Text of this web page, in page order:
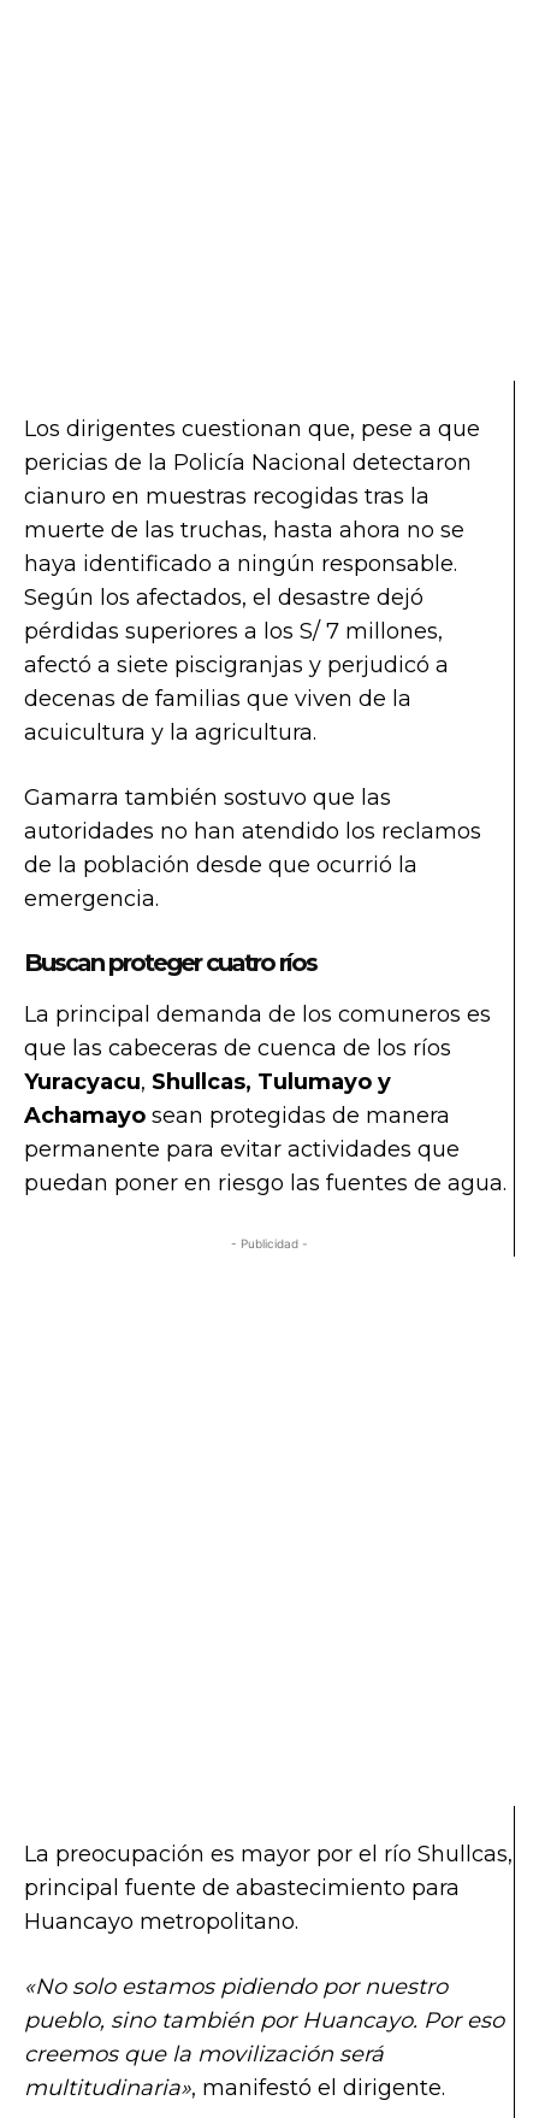
Los dirigentes cuestionan que, pese a que
pericias de la Policía Nacional detectaron
cianuro en muestras recogidas tras la
muerte de las truchas, hasta ahora no se
haya identificado a ningún responsable.
Según los afectados, el desastre dejó
pérdidas superiores a los S/ 7 millones,
afectó a siete piscigranjas y perjudicó a
decenas de familias que viven de la
acuicultura y la agricultura.
Gamarra también sostuvo que las
autoridades no han atendido los reclamos
de la población desde que ocurrió la
emergencia.
Buscan proteger cuatro ríos
La principal demanda de los comuneros es
que las cabeceras de cuenca de los ríos
Yuracyacu, Shullcas, Tulumayo y
Achamayo sean protegidas de manera
permanente para evitar actividades que
puedan poner en riesgo las fuentes de agua.
- Publicidad -
La preocupación es mayor por el río Shullcas,
principal fuente de abastecimiento para
Huancayo metropolitano.
«No solo estamos pidiendo por nuestro
pueblo, sino también por Huancayo. Por eso
creemos que la movilización será
multitudinaria», manifestó el dirigente.